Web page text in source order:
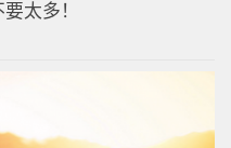
太多！